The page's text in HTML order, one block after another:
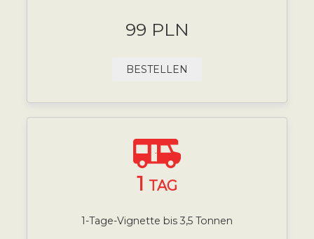
99 PLN
BESTELLEN
1 TAG
1-Tage-Vignette bis 3,5 Tonnen